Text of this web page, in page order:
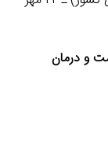
و درمان